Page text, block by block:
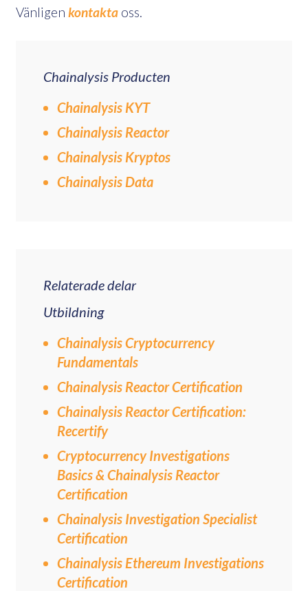
Vänligen kontakta oss.
Chainalysis Producten
Chainalysis KYT
Chainalysis Reactor
Chainalysis Kryptos
Chainalysis Data
Relaterade delar
Utbildning
Chainalysis Cryptocurrency
Fundamentals
Chainalysis Reactor Certification
Chainalysis Reactor Certification:
Recertify
Cryptocurrency Investigations
Basics & Chainalysis Reactor
Certification
Chainalysis Investigation Specialist
Certification
Chainalysis Ethereum Investigations
Certification